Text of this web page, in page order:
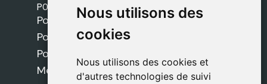
Nous utilisons des
cookies
Nous utilisons des cookies et
d'autres technologies de suivi
Nous utilisons des
cookies
Nous utilisons des cookies et
d'autres technologies de suivi
POLITIQUES
Politique de livraison
Politique de cookies
Politique de confidentialité
Mentions légales